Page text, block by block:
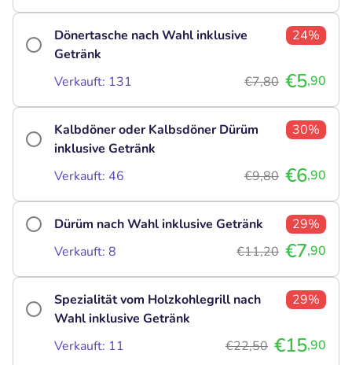
Dönertasche nach Wahl inklusive
Getränk
24%
Verkauft: 131 €7,80 €5,90
Kalbdöner oder Kalbsdöner Dürüm
inklusive Getränk
30%
Verkauft: 46 €9,80 €6,90
Dürüm nach Wahl inklusive Getränk
29%
Verkauft: 8
€11,20 €7,90
Spezialität vom Holzkohlegrill nach
Wahl inklusive Getränk
29%
Verkauft: 11 €22,50 €15,90